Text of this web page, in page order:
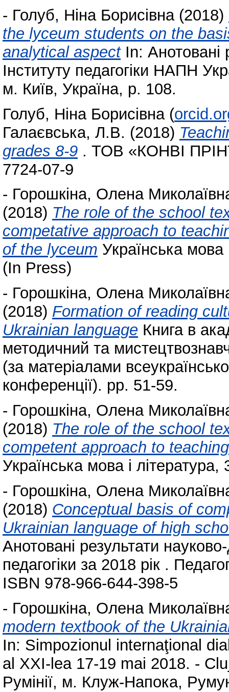
- Голуб, Ніна Борисівна(2018)
the lyceum students on the
analytical aspectIn: Анотовані
Інституту педагогіки НАПН
м. Київ, Україна, p. 108.
Голуб, Ніна Борисівна (
Галаєвська, Л.В. (2018)
grades 8-9 . ТОВ «КОНВІ
7724-07-9
- Горошкіна, Олена
(2018) The role of the school
competative approach to
of the lyceum Українська мова
(In Press)
- Горошкіна, Олена
(2018) Formation of reading
Ukrainian language Книга в
методичний та
(за матеріалами
конференції). pp. 51-59.
- Горошкіна, Олена
(2018) The role of the school
competent approach to
Українська мова і
- Горошкіна, Олена
(2018) Conceptual basis of
Ukrainian language of high
Анотовані результати
педагогіки за 2018 рік .
ISBN 978-966-644-398-5
- Горошкіна, Олена
modern textbook of the
In: Simpozionul internaţional
al XXI-lea 17-19 mai 2018. -
Румінії, м. Клуж-Напока,